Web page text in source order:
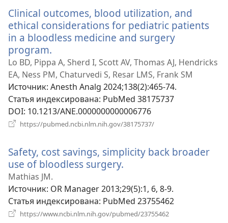
окне)
Clinical outcomes, blood utilization, and
ethical considerations for pediatric patients
in a bloodless medicine and surgery
program.
в
новом
окне)
Lo BD, Pippa A, Sherd I, Scott AV, Thomas AJ, Hendricks
EA, Ness PM, Chaturvedi S, Resar LMS, Frank SM
Источник‎: Anesth Analg 2024;138(2):465-74.
Статья индексирована‎: PubMed 38175737
DOI‎: 10.1213/ANE.0000000000006776
https://pubmed.ncbi.nlm.nih.gov/38175737/
окне)
Safety, cost savings, simplicity back broader
use of bloodless surgery.
новом
окне)
Mathias JM.
Источник‎: OR Manager 2013;29(5):1, 6, 8-9.
Статья индексирована‎: PubMed 23755462
https://www.ncbi.nlm.nih.gov/pubmed/23755462